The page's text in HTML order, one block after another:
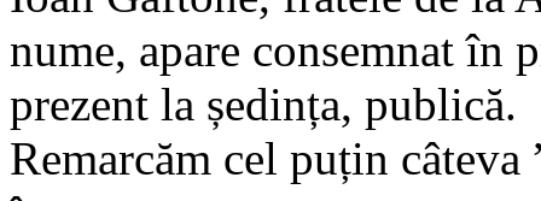
nume, apare consemnat în
prezent la ședința, publică.
Remarcăm cel puțin